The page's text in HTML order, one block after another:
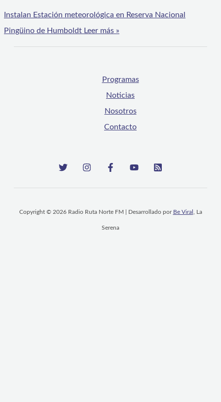
Instalan Estación meteorológica en Reserva Nacional
Pingüino de Humboldt Leer más »
Programas
Noticias
Nosotros
Contacto
Copyright © 2026 Radio Ruta Norte FM | Desarrollado por Be Viral , La
Serena